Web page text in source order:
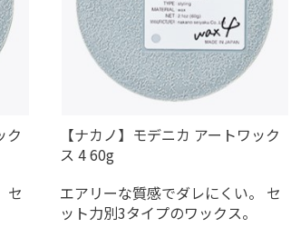
ク
セ
【ナカノ】モデニカ アートワック
ス 4 60g
エアリーな質感でダレにくい。 セ
ット力別3タイプのワックス。